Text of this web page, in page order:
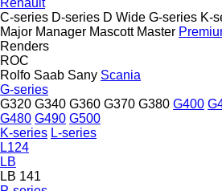
C-series D-series D Wide G-series K-
Major Manager Mascott Master
Renders
ROC
Rolfo Saab Sany Scania
G-series
G320 G340 G360 G370 G380 G400
G480 G490 G500
K-series L-series
L124
LB
LB 141